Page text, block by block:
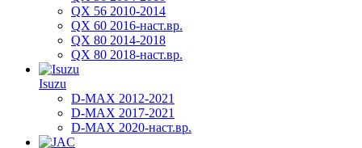
QX 56 2010-2014
QX 60 2016-наст.вр.
QX 80 2014-2018
QX 80 2018-наст.вр.
Isuzu
D-MAX 2012-2021
D-MAX 2017-2021
D-MAX 2020-наст.вр.